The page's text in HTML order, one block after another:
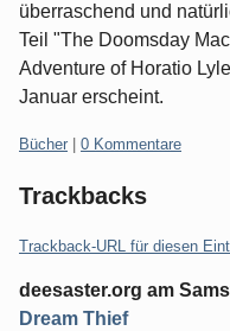
überraschend und
Teil "The Doomsday
Adventure of Horatio
Januar erscheint.
Kategorien:
Bücher 0 Kommentare
Trackbacks
Trackback-URL für diesen
deesaster.org am
Dream Thief